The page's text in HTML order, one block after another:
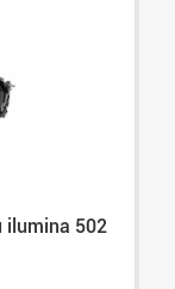
ilumina 502